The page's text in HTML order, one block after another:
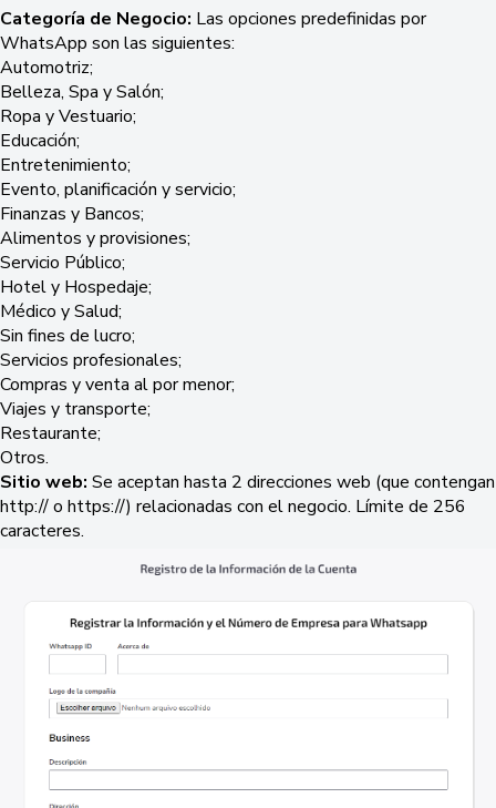
Categoría de Negocio: Las opciones predefinidas por
WhatsApp son las siguientes:
Automotriz;
Belleza, Spa y Salón;
Ropa y Vestuario;
Educación;
Entretenimiento;
Evento, planificación y servicio;
Finanzas y Bancos;
Alimentos y provisiones;
Servicio Público;
Hotel y Hospedaje;
Médico y Salud;
Sin fines de lucro;
Servicios profesionales;
Compras y venta al por menor;
Viajes y transporte;
Restaurante;
Otros.
Sitio web: Se aceptan hasta 2 direcciones web (que contengan
http:// o https://) relacionadas con el negocio. Límite de 256
caracteres.